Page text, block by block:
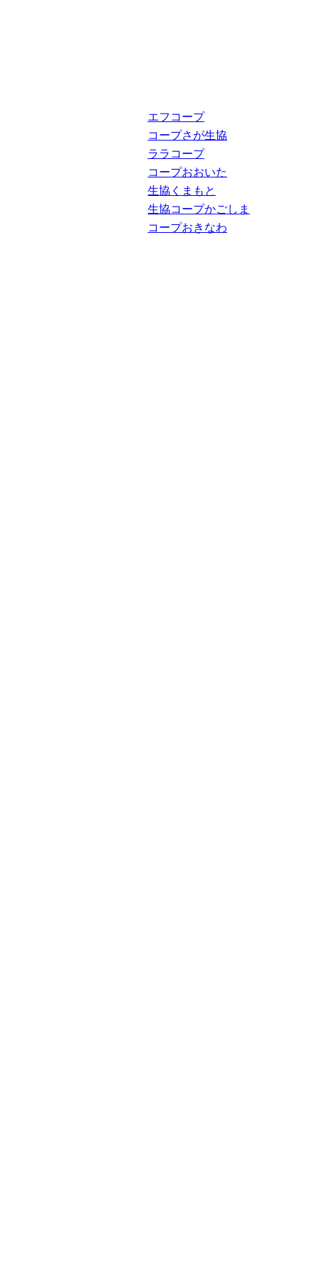
エフコープ
コープさが生協
ララコープ
コープおおいた
生協くまもと
生協コープかごしま
コープおきなわ